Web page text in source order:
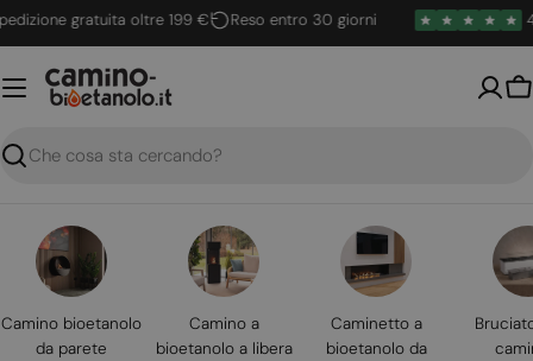
Vai
al
contenuto
gratuita oltre 199 € Reso entro 30 giorni 4.6 /
Ricerca
Camino bioetanolo
da parete
Camino a
bioetanolo a libera
Caminetto a
bioetanolo da